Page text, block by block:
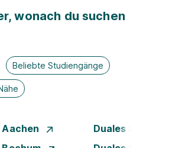
wonach du suchen
Beliebte Studiengänge
Duales Studium